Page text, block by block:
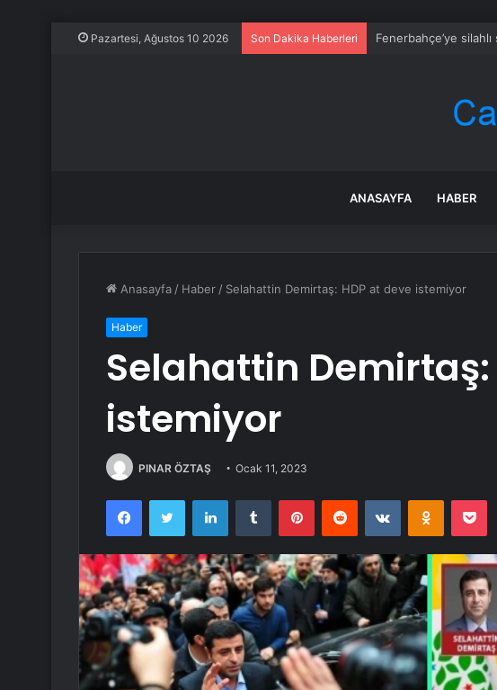
Pazartesi, Ağustos 10 2026 Son Dakika Haberleri Fenerbahçe’ye silahlı
ANASAYFA HABER
Anasayfa / Haber / Selahattin Demirtaş: HDP at deve istemiyor
Haber
Selahattin Demirtaş:
istemiyor
PINAR ÖZTAŞ Ocak 11, 2023
FacebookTwitter LinkedInTumblr PinterestReddit VKontakte